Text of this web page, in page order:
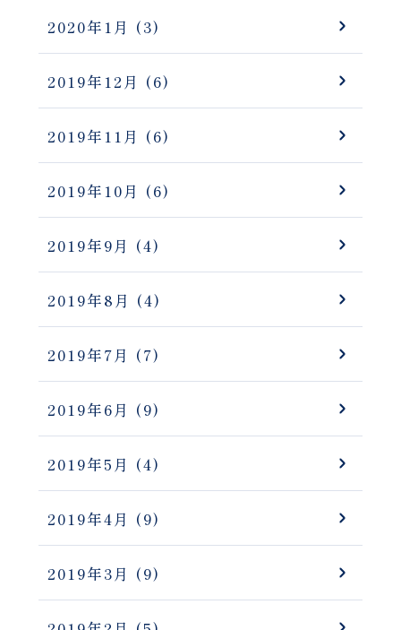
2020年1月 (3)
2019年12月 (6)
2019年11月 (6)
2019年10月 (6)
2019年9月 (4)
2019年8月 (4)
2019年7月 (7)
2019年6月 (9)
2019年5月 (4)
2019年4月 (9)
2019年3月 (9)